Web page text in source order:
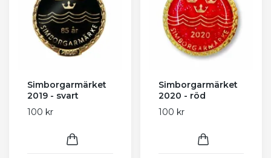
Simborgarmärket
2019 - svart
100 kr
Simborgarmärket
2020 - röd
100 kr